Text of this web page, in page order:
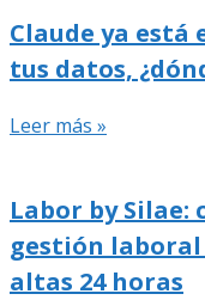
Claude ya está
tus datos,
Leer más »
Labor by
gestión
altas 24 horas